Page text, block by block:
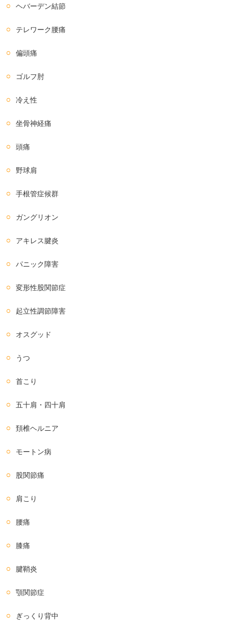
ヘバーデン結節
テレワーク腰痛
偏頭痛
ゴルフ肘
冷え性
坐骨神経痛
頭痛
野球肩
手根管症候群
ガングリオン
アキレス腱炎
パニック障害
変形性股関節症
起立性調節障害
オスグッド
うつ
首こり
五十肩・四十肩
頚椎ヘルニア
モートン病
股関節痛
肩こり
腰痛
膝痛
腱鞘炎
顎関節症
ぎっくり背中